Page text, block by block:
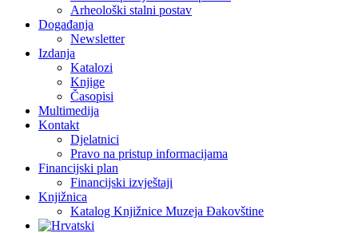
Arheološki stalni postav
Događanja
Newsletter
Izdanja
Katalozi
Knjige
Časopisi
Multimedija
Kontakt
Djelatnici
Pravo na pristup informacijama
Financijski plan
Financijski izvještaji
Knjižnica
Katalog Knjižnice Muzeja Đakovštine